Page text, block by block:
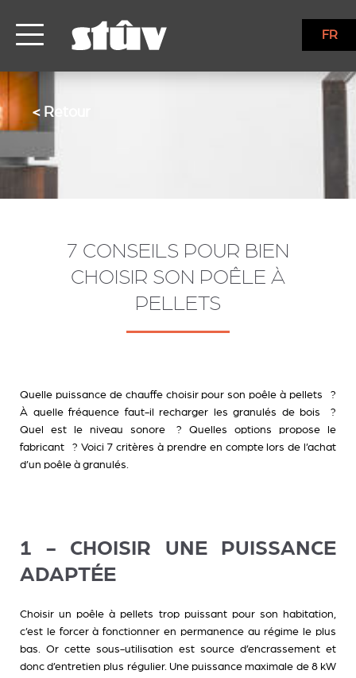
FR
< Retour
7 CONSEILS POUR BIEN
CHOISIR SON POÊLE À
PELLETS
Quelle puissance de chauffe choisir pour son poêle à pellets ?
À quelle fréquence faut-il recharger les granulés de bois ?
Quel est le niveau sonore ? Quelles options propose le
fabricant ? Voici 7 critères à prendre en compte lors de l’achat
d’un poêle à granulés.
1 - CHOISIR UNE PUISSANCE
ADAPTÉE
Choisir un poêle à pellets trop puissant pour son habitation,
c’est le forcer à fonctionner en permanence au régime le plus
bas. Or cette sous-utilisation est source d’encrassement et
donc d’entretien plus régulier. Une puissance maximale de 8 kW